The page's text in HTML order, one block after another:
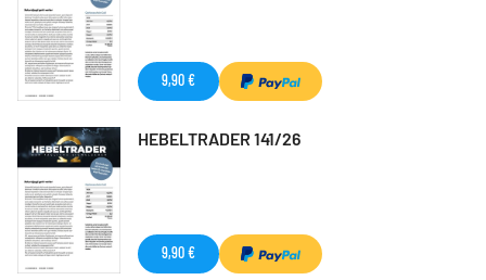
9,90 €
HEBELTRADER 141/26
9,90 €